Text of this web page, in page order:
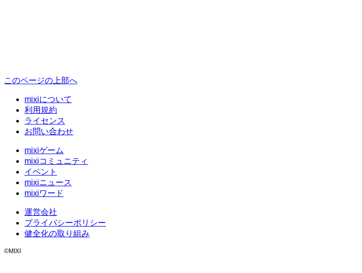
このページの上部へ
mixiについて
利用規約
ライセンス
お問い合わせ
mixiゲーム
mixiコミュニティ
イベント
mixiニュース
mixiワード
運営会社
プライバシーポリシー
健全化の取り組み
©MIXI